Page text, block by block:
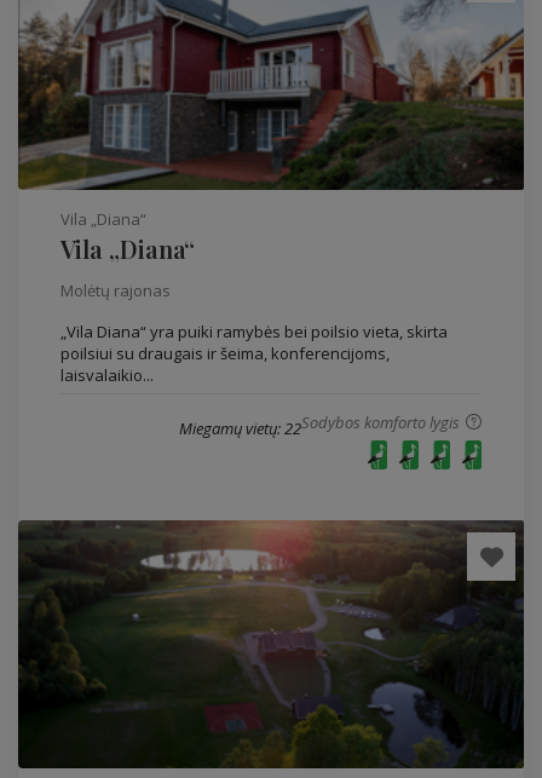
Vila „Diana“
Vila „Diana“
Molėtų rajonas
„Vila Diana“ yra puiki ramybės bei poilsio vieta, skirta
poilsiui su draugais ir šeima, konferencijoms,
laisvalaikio...
Sodybos komforto lygis
Miegamų vietų: 22